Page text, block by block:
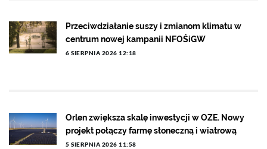
Przeciwdziałanie suszy i zmianom klimatu w
centrum nowej kampanii NFOŚiGW
6 SIERPNIA 2026 12:18
Orlen zwiększa skalę inwestycji w OZE. Nowy
projekt połączy farmę słoneczną i wiatrową
5 SIERPNIA 2026 11:58